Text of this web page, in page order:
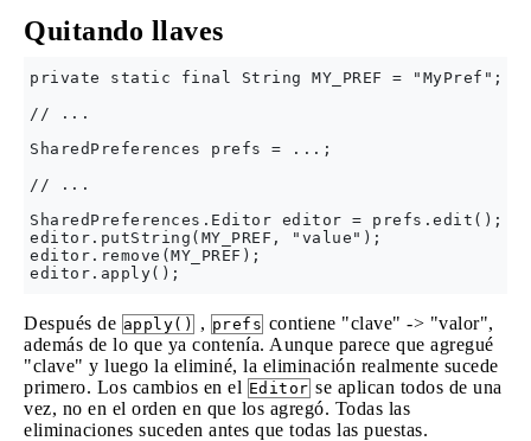
Quitando llaves
private static final String MY_PREF = "MyPref";
// ...
SharedPreferences prefs = ...;
// ...
SharedPreferences.Editor editor = prefs.edit();
editor.putString(MY_PREF, "value");
editor.remove(MY_PREF);
Después de apply() , prefs contiene "clave" -> "valor",
además de lo que ya contenía. Aunque parece que agregué
"clave" y luego la eliminé, la eliminación realmente sucede
primero. Los cambios en el Editor se aplican todos de una
vez, no en el orden en que los agregó. Todas las
eliminaciones suceden antes que todas las puestas.